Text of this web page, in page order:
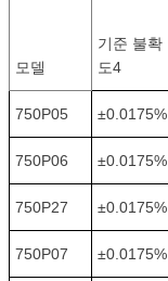
모델
기준 불확
도4
750P05 ±0.0175%
750P06 ±0.0175%
750P27 ±0.0175%
750P07 ±0.0175%